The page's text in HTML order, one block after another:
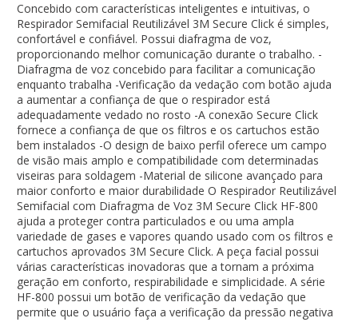
Concebido com características inteligentes e intuitivas, o
Respirador Semifacial Reutilizável 3M Secure Click é simples,
confortável e confiável. Possui diafragma de voz,
proporcionando melhor comunicação durante o trabalho. -
Diafragma de voz concebido para facilitar a comunicação
enquanto trabalha -Verificação da vedação com botão ajuda
a aumentar a confiança de que o respirador está
adequadamente vedado no rosto -A conexão Secure Click
fornece a confiança de que os filtros e os cartuchos estão
bem instalados -O design de baixo perfil oferece um campo
de visão mais amplo e compatibilidade com determinadas
viseiras para soldagem -Material de silicone avançado para
maior conforto e maior durabilidade O Respirador Reutilizável
Semifacial com Diafragma de Voz 3M Secure Click HF-800
ajuda a proteger contra particulados e ou uma ampla
variedade de gases e vapores quando usado com os filtros e
cartuchos aprovados 3M Secure Click. A peça facial possui
várias características inovadoras que a tornam a próxima
geração em conforto, respirabilidade e simplicidade. A série
HF-800 possui um botão de verificação da vedação que
permite que o usuário faça a verificação da pressão negativa